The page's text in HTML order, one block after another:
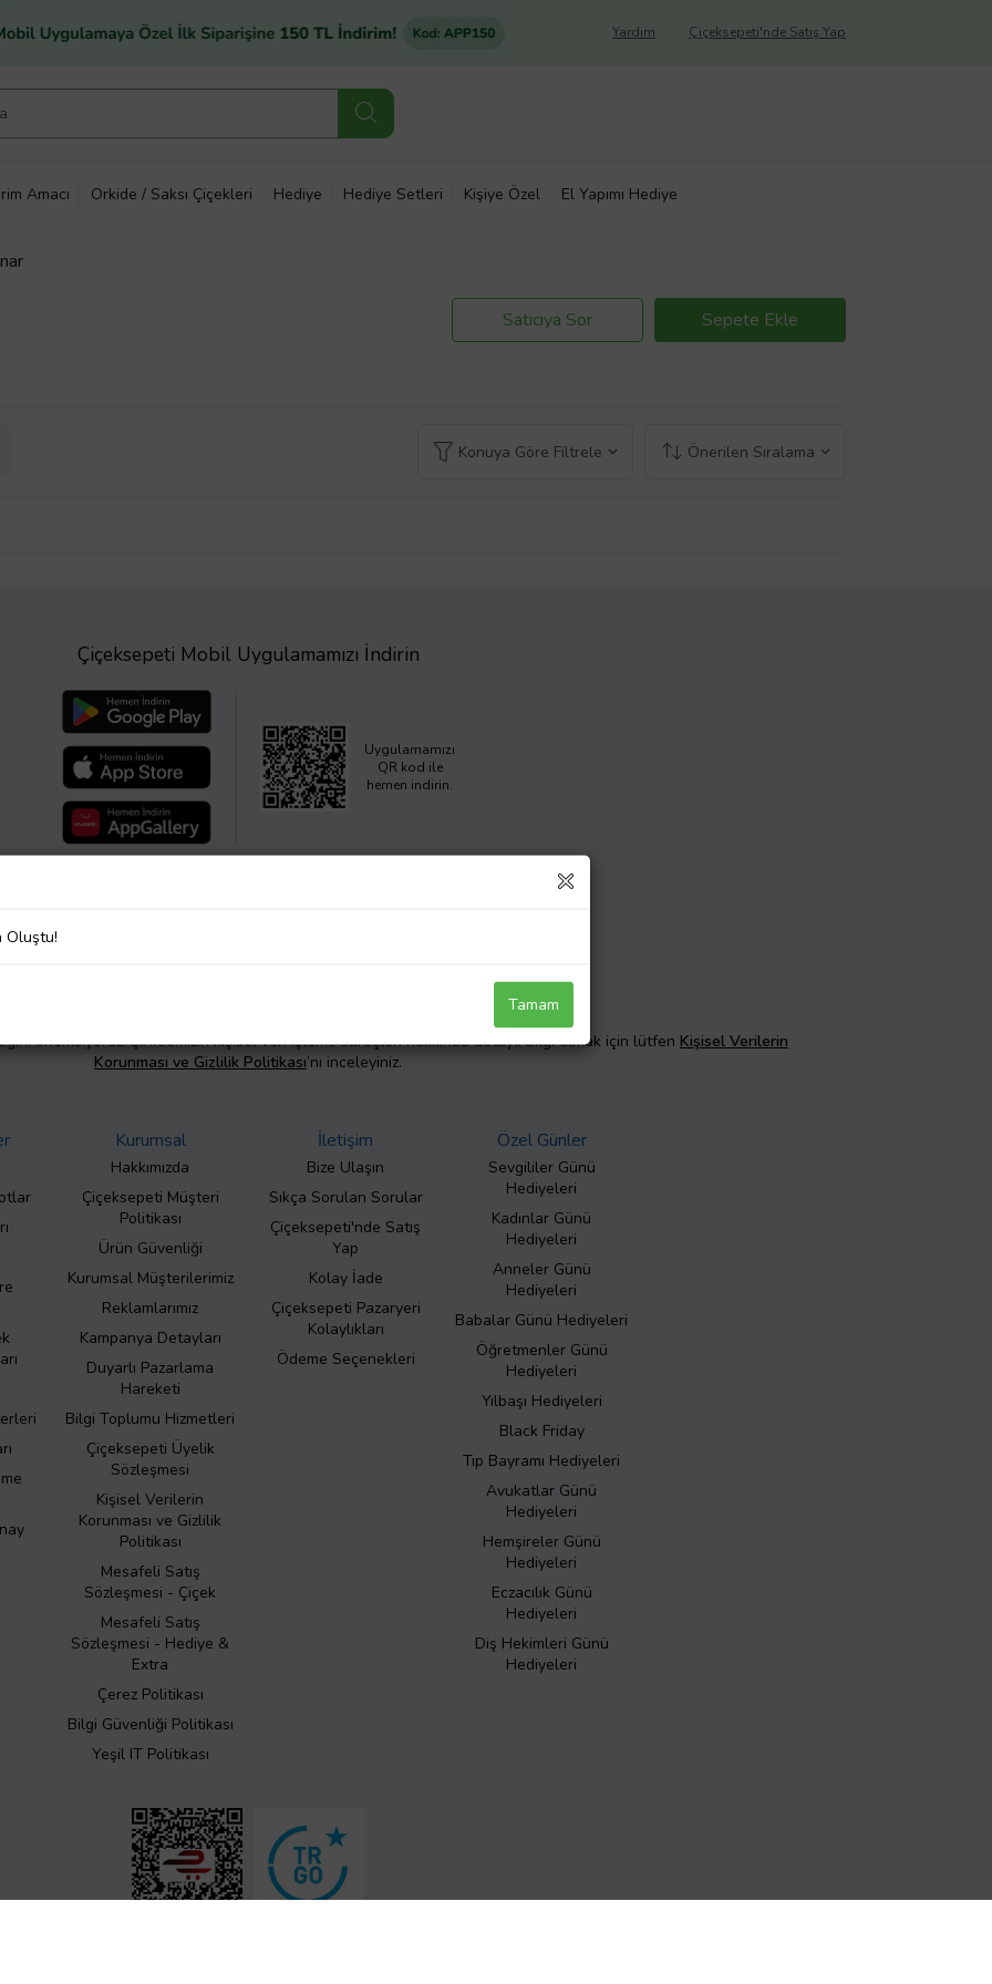
Çiçeksepeti'nde Satış Yap
Yardım
Amacı Orkide / Saksı Çiçekleri Hediye Hediye Setleri Kişiye Özel El Yapımı Hediye
Satıcıya Sor Sepete Ekle
Konuya Göre Filtrele Önerilen Sıralama
Çiçeksepeti Mobil Uygulamamızı İndirin
Uygulamamızı
QR kod ile
hemen indirin.
önemsiyoruz. Şirketimizin kişisel veri işleme süreçleri hakkında detaylı bilgi almak için lütfen Kişisel Verilerin
Korunması ve Gizlilik Politikası’nı inceleyiniz.
Kurumsal
Hakkımızda
Çiçeksepeti Müşteri
Politikası
Ürün Güvenliği
Kurumsal Müşterilerimiz
Reklamlarımız
Kampanya Detayları
Duyarlı Pazarlama
Hareketi
Bilgi Toplumu Hizmetleri
Çiçeksepeti Üyelik
Sözleşmesi
Kişisel Verilerin
Korunması ve Gizlilik
Politikası
Mesafeli Satış
Sözleşmesi - Çiçek
Mesafeli Satış
Sözleşmesi - Hediye &
Extra
Çerez Politikası
Bilgi Güvenliği Politikası
Yeşil IT Politikası
İletişim
Bize Ulaşın
Sıkça Sorulan Sorular
Çiçeksepeti'nde Satış
Yap
Kolay İade
Çiçeksepeti Pazaryeri
Kolaylıkları
Ödeme Seçenekleri
Özel Günler
Sevgililer Günü
Hediyeleri
Kadınlar Günü
Hediyeleri
Anneler Günü
Hediyeleri
Babalar Günü Hediyeleri
Öğretmenler Günü
Hediyeleri
Yılbaşı Hediyeleri
Black Friday
Tıp Bayramı Hediyeleri
Avukatlar Günü
Hediyeleri
Hemşireler Günü
Hediyeleri
Eczacılık Günü
Hediyeleri
Diş Hekimleri Günü
Hediyeleri
Oluştu!
Tamam